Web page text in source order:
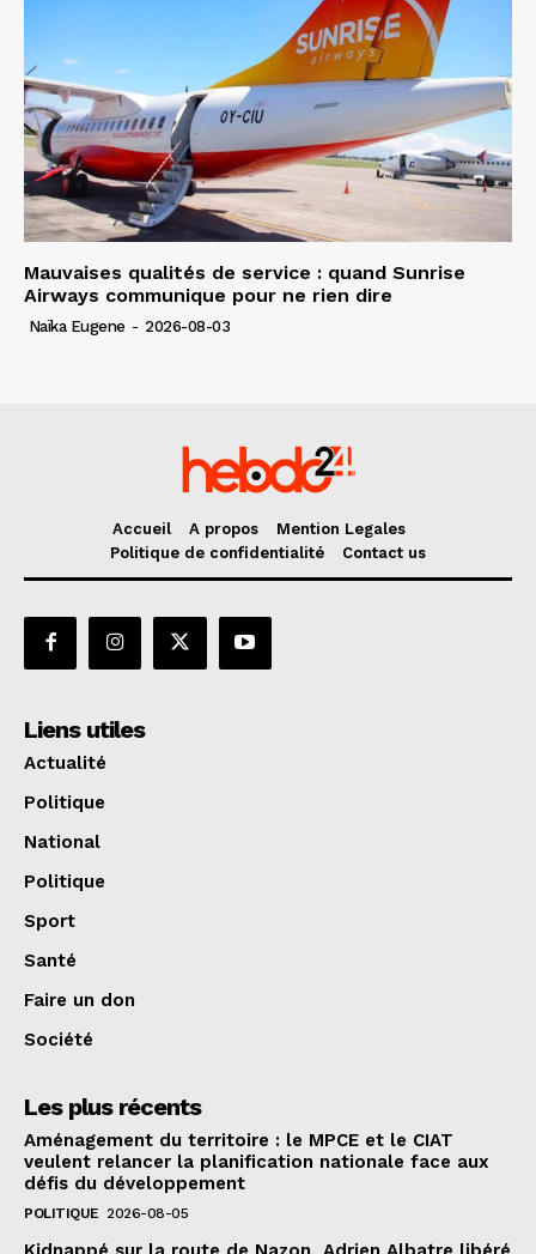
Mauvaises qualités de service : quand Sunrise
Airways communique pour ne rien dire
Naïka Eugene - 2026-08-03
Accueil A propos
Mention Legales
Politique de confidentialité
Contact us
Liens utiles
Actualité
Politique
National
Politique
Sport
Santé
Faire un don
Société
Les plus récents
Aménagement du territoire : le MPCE et le CIAT
veulent relancer la planification nationale face aux
défis du développement
POLITIQUE 2026-08-05